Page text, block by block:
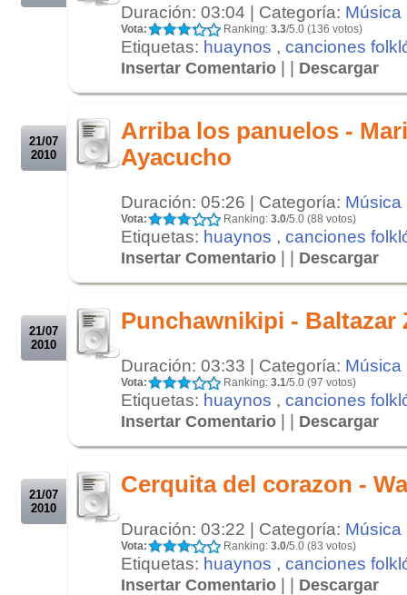
Duración: 03:04 | Categoría: Música
Vota: Ranking: 3.3/5.0 (136 votos)
Etiquetas: huaynos , canciones
Insertar Comentario | | Descargar
21/07
2010
Arriba los panuelos -
Ayacucho
Duración: 05:26 | Categoría: Música
Vota: Ranking: 3.0/5.0 (88 votos)
Etiquetas: huaynos , canciones
Insertar Comentario | | Descargar
21/07
2010
Punchawnikipi - Baltazar
Duración: 03:33 | Categoría: Música
Vota: Ranking: 3.1/5.0 (97 votos)
Etiquetas: huaynos , canciones
Insertar Comentario | | Descargar
21/07
2010
Cerquita del corazon -
Duración: 03:22 | Categoría: Música
Vota: Ranking: 3.0/5.0 (83 votos)
Etiquetas: huaynos , canciones
Insertar Comentario | | Descargar